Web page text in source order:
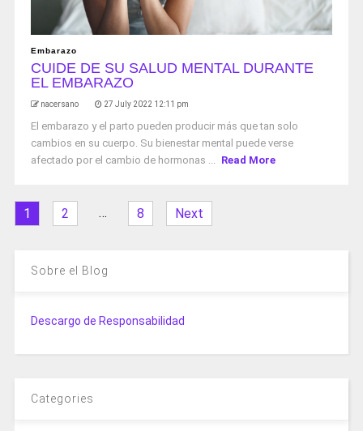
Embarazo
CUIDE DE SU SALUD MENTAL DURANTE
EL EMBARAZO
nacersano 27 July 2022 12:11 pm
El embarazo y el parto pueden producir más que tan solo
cambios en su cuerpo. Su bienestar mental puede verse
afectado por el cambio de hormonas ... Read More
1 2 … 8 Next
Sobre el Blog
Descargo de Responsabilidad
Categories